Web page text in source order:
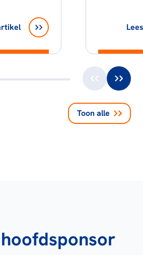
Toon alle